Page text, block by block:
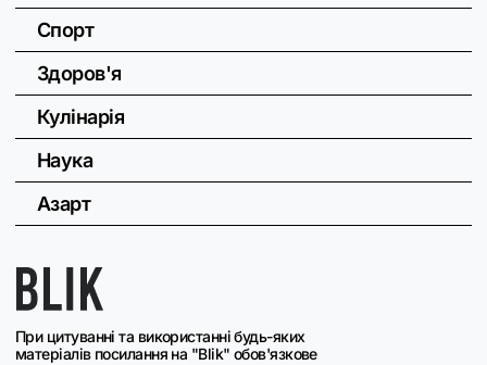
При цитуванні та використанні будь-яких
матеріалів посилання на "Blik" обов'язкове
Спорт
Здоров'я
Кулінарія
Наука
Азарт